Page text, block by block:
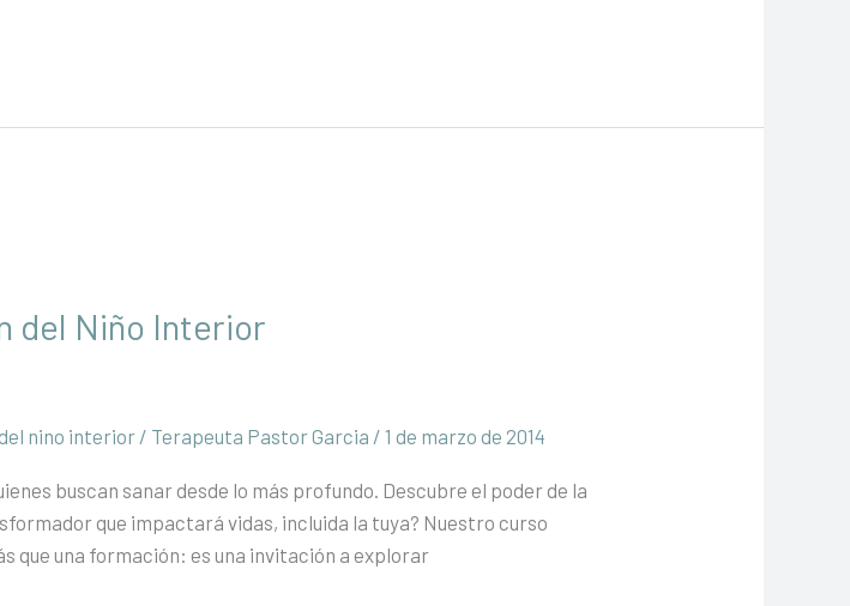
del Niño Interior
nino interior/ Terapeuta Pastor Garcia /1 de marzo de 2014
buscan sanar desde lo más profundo. Descubre el poder de la
que impactará vidas, incluida la tuya? Nuestro curso
que una formación: es una invitación a explorar